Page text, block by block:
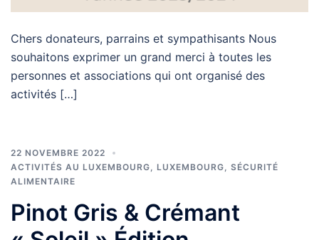
Chers donateurs, parrains et sympathisants Nous
souhaitons exprimer un grand merci à toutes les
personnes et associations qui ont organisé des
activités […]
22 NOVEMBRE 2022
ACTIVITÉS AU LUXEMBOURG
LUXEMBOURG
SÉCURITÉ
ALIMENTAIRE
Pinot Gris & Crémant